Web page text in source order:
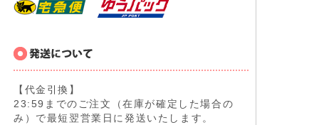
【代金引換】
23:59までのご注文（在庫が確定した場合の
み）で最短翌営業日に発送いたします。